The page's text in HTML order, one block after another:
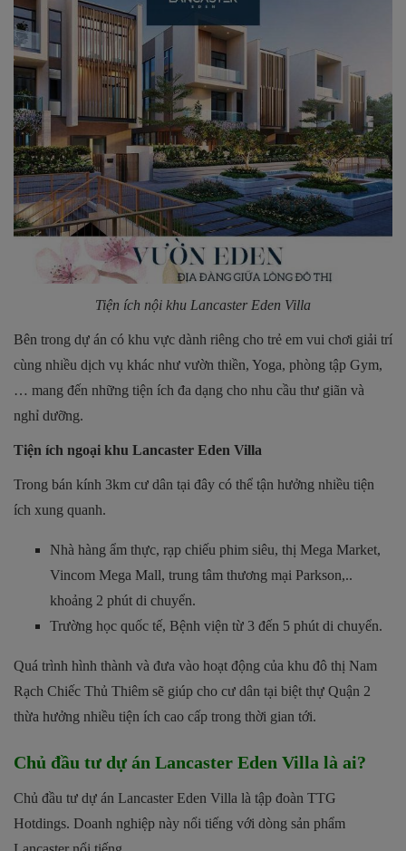
Tiện ích nội khu Lancaster Eden Villa
Bên trong dự án có khu vực dành riêng cho trẻ em vui chơi giải trí
cùng nhiều dịch vụ khác như vườn thiền, Yoga, phòng tập Gym,
… mang đến những tiện ích đa dạng cho nhu cầu thư giãn và
nghỉ dưỡng.
Tiện ích ngoại khu Lancaster Eden Villa
Trong bán kính 3km cư dân tại đây có thể tận hưởng nhiều tiện
ích xung quanh.
Nhà hàng ẩm thực, rạp chiếu phim siêu, thị Mega Market,
Vincom Mega Mall, trung tâm thương mại Parkson,..
khoảng 2 phút di chuyển.
Trường học quốc tế, Bệnh viện từ 3 đến 5 phút di chuyển.
Quá trình hình thành và đưa vào hoạt động của khu đô thị Nam
Rạch Chiếc Thủ Thiêm sẽ giúp cho cư dân tại biệt thự Quận 2
thừa hưởng nhiều tiện ích cao cấp trong thời gian tới.
Chủ đầu tư dự án Lancaster Eden Villa là ai?
Chủ đầu tư dự án Lancaster Eden Villa là tập đoàn TTG
Hotdings. Doanh nghiệp này nổi tiếng với dòng sản phẩm